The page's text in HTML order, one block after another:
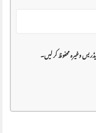
وغیرہ محفوظ کر لیں۔